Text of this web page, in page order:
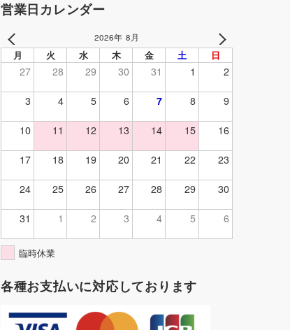
営業日カレンダー
2026年 8月
月 火 水 木 金 土 日
27 28 29 30 31 1 2
3 4 5 6 7 8 9
10 11 12 13 14 15 16
17 18 19 20 21 22 23
24 25 26 27 28 29 30
31 1 2 3 4 5 6
臨時休業
各種お支払いに対応しております